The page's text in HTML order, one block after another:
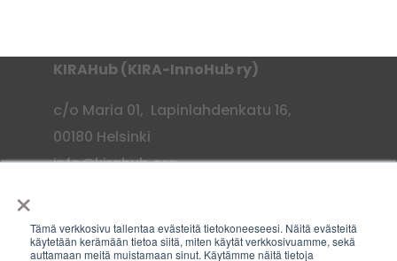
×
Tämä verkkosivu tallentaa evästeitä tietokoneeseesi. Näitä evästeitä
käytetään kerämään tietoa siitä, miten käytät verkkosivuamme, sekä
auttamaan meitä muistamaan sinut. Käytämme näitä tietoja
KIRAHub (KIRA-InnoHub ry)
c/o Maria 01, Lapinlahdenkatu 16,
00180 Helsinki
info@kirahub.org